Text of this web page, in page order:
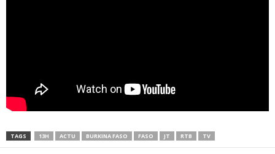
TAGS 13H ACTU BURKINA FASO FASO JT RTB TV